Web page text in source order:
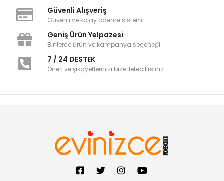
Güvenli Alışveriş
Güvenli ve kolay ödeme sistemi
Geniş Ürün Yelpazesi
Binlerce ürün ve kampanya seçeneği
7 / 24 DESTEK
Öneri ve şikayetlerinizi bize iletebilirsiniz.